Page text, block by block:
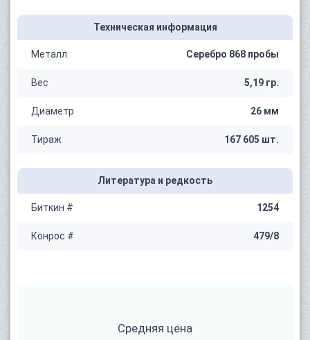
Техническая информация
Металл Серебро 868 пробы
Вес 5,19 гр.
Диаметр 26 мм
Тираж 167 605 шт.
Литература и редкость
Биткин # 1254
Конрос # 479/8
Средняя цена